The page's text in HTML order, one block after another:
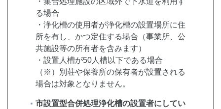
る場合
・浄化槽の使用者が浄化槽の設置場所に住
所を有し、かつ定住する場合（事業所、公
共施設等の所有者を含みます）
・設置人槽が50人槽以下である場合
（※）別荘や保養所の保有者が設置される
場合は対象となりません。
市設置型合併処理浄化槽の設置者にしてい